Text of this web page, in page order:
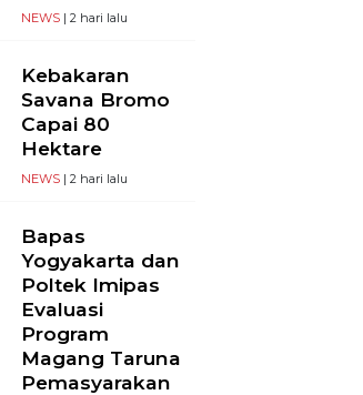
NEWS | 2 hari lalu
Kebakaran
Savana Bromo
Capai 80
Hektare
NEWS | 2 hari lalu
Bapas
Yogyakarta dan
Poltek Imipas
Evaluasi
Program
Magang Taruna
Pemasyarakan